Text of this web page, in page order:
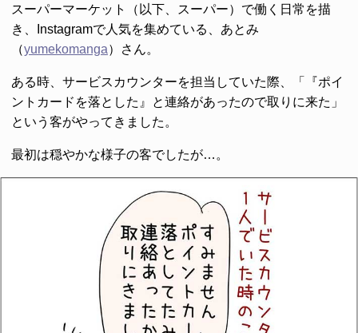
スーパーマーケット（以下、スーパー）で働く日常を描
き、Instagramで人気を集めている、あとみ
（yumekomanga）さん。
ある時、サービスカウンターを担当していた際、「『ポイ
ントカードを落とした』と連絡があったので取りに来た」
という客がやってきました。
最初は穏やかな様子の客でしたが…。